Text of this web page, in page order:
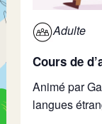
Adulte
Cours de
Animé par
langues